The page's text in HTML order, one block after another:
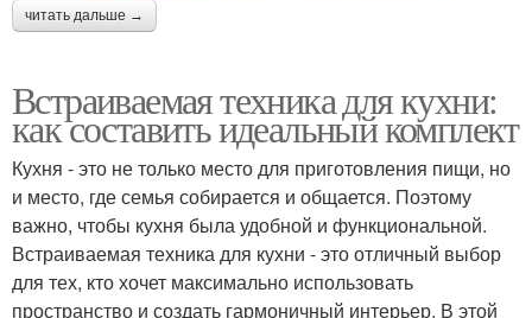
читать дальше →
Встраиваемая техника для кухни:
как составить идеальный комплект
Кухня - это не только место для приготовления пищи, но
и место, где семья собирается и общается. Поэтому
важно, чтобы кухня была удобной и функциональной.
Встраиваемая техника для кухни - это отличный выбор
для тех, кто хочет максимально использовать
пространство и создать гармоничный интерьер. В этой